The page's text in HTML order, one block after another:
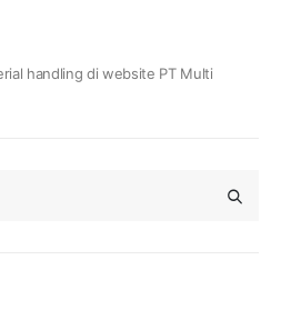
handling di website PT Multi